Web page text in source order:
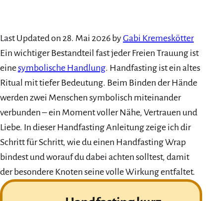
Last Updated on 28. Mai 2026 byGabi Kremeskötter
Ein wichtiger Bestandteil fast jeder Freien Trauung ist
einesymbolische Handlung. Handfasting ist ein altes
Ritual mit tiefer Bedeutung. Beim Binden der Hände
werden zwei Menschen symbolisch miteinander
verbunden – ein Moment voller Nähe, Vertrauen und
Liebe. In dieser Handfasting Anleitung zeige ich dir
Schritt für Schritt, wie du einen Handfasting Wrap
bindest und worauf du dabei achten solltest, damit
der besondere Knoten seine volle Wirkung entfaltet.